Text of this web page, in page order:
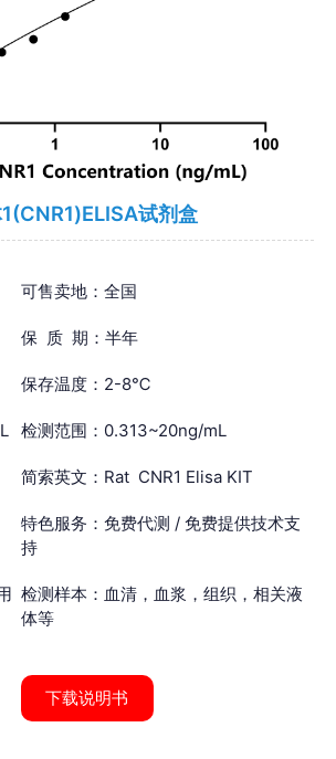
试剂盒
可售卖地：全国
保 质 期：半年
保存温度：2-8℃
检测范围：0.313~20ng/mL
简索英文：Rat CNR1 Elisa KIT
特色服务：免费代测 / 免费提供技术支
持
检测样本：血清，血浆，组织，相关液
体等
下载说明书